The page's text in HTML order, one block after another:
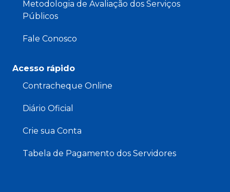
Metodologia de Avaliação dos Serviços
Públicos
Fale Conosco
Acesso rápido
Contracheque Online
Diário Oficial
Crie sua Conta
Tabela de Pagamento dos Servidores